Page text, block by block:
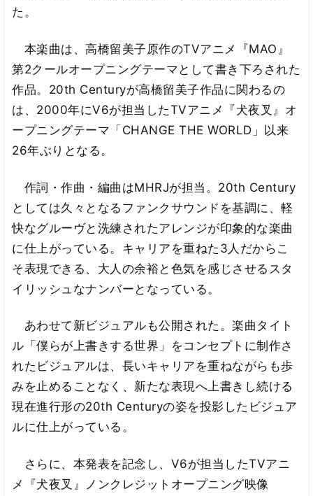
た。
本楽曲は、高橋留美子原作のTVアニメ『MAO』
第2クールオープニングテーマとして書き下ろされた
作品。20th Centuryが高橋留美子作品に関わるの
は、2000年にV6が担当したTVアニメ『犬夜叉』オ
ープニングテーマ「CHANGE THE WORLD」以来
26年ぶりとなる。
作詞・作曲・編曲はMHRJが担当。20th Century
としては久々となるファンクサウンドを基調に、軽
快なグルーヴと洗練されたアレンジが印象的な楽曲
に仕上がっている。キャリアを重ねた3人だからこ
そ表現できる、大人の余裕と色気を感じさせるスタ
イリッシュなナンバーとなっている。
あわせて新ビジュアルも公開された。楽曲タイト
ル「僕らが上書きする世界」をコンセプトに制作さ
れたビジュアルは、長いキャリアを重ねながらも歩
みを止めることなく、新たな表現へ上書きし続ける
現在進行形の20th Centuryの姿を投影したビジュア
ルに仕上がっている。
さらに、本発表を記念し、V6が担当したTVアニ
メ『犬夜叉』ノンクレジットオープニング映像